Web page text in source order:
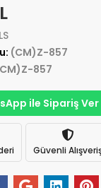
(CM)Z-857
857
ile Sipariş Ver
Güvenli